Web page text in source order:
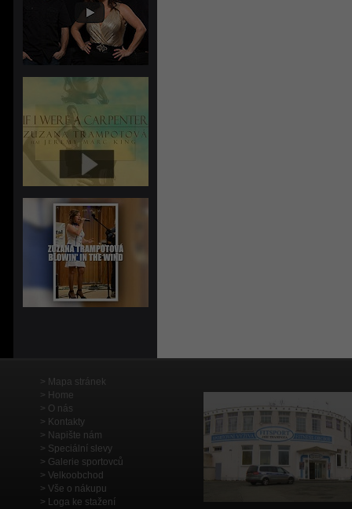
Mapa stránek
Home
O nás
Kontakty
Napište nám
Speciální slevy
Galerie sportovců
Velkoobchod
Vše o nákupu
Loga ke stažení